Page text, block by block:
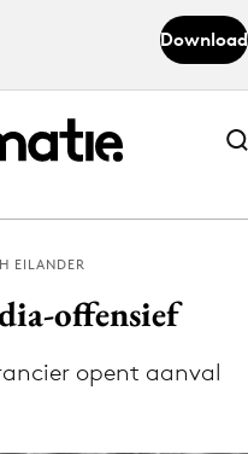
Download
Abonneer nu
Abonneer nu
app
de Adformatie
EILANDER
offensief
opent aanval